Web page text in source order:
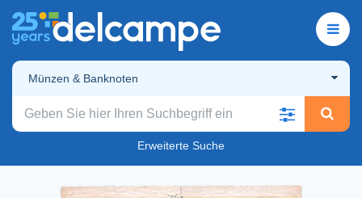
Münzen & Banknoten
Erweiterte Suche